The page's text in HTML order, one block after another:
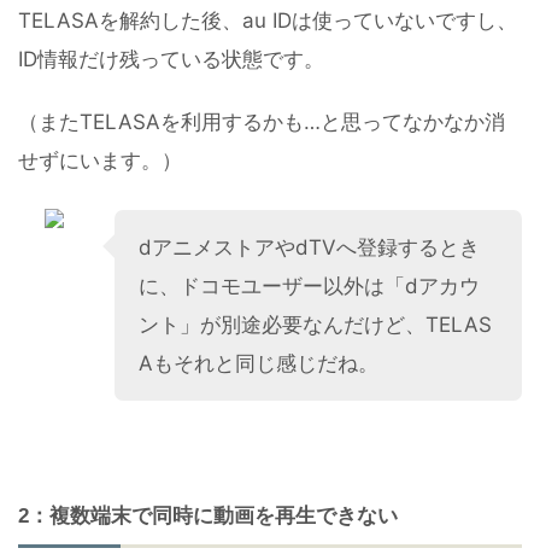
TELASAを解約した後、au IDは使っていないですし、
ID情報だけ残っている状態です。
（またTELASAを利用するかも…と思ってなかなか消
せずにいます。）
dアニメストアやdTVへ登録するとき
に、ドコモユーザー以外は「dアカウ
ント」が別途必要なんだけど、TELAS
Aもそれと同じ感じだね。
2：複数端末で同時に動画を再生できない